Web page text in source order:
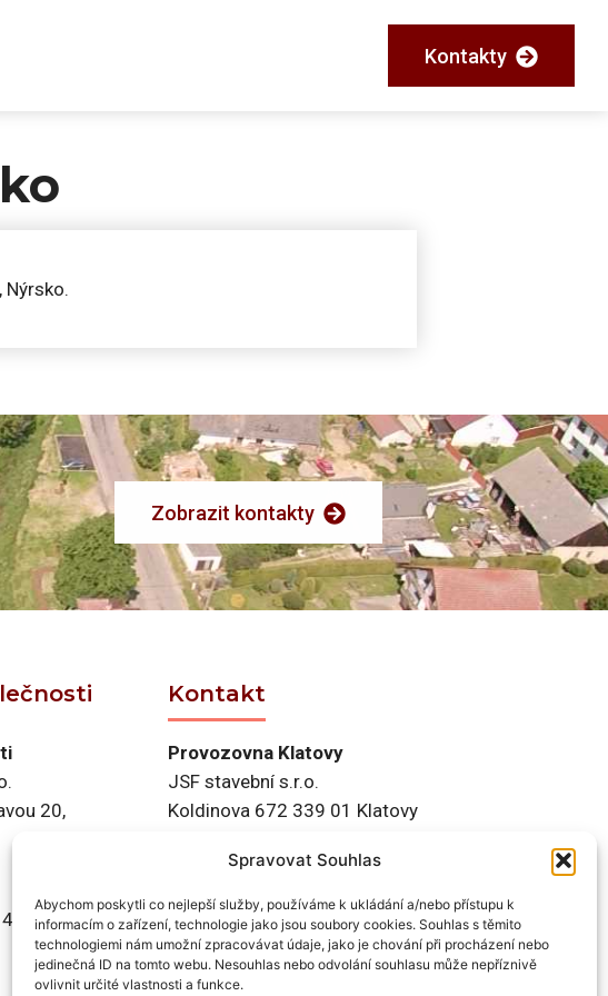
Spravovat Souhlas
Abychom poskytli co nejlepší služby, používáme k ukládání a/nebo přístupu k
informacím o zařízení, technologie jako jsou soubory cookies. Souhlas s těmito
technologiemi nám umožní zpracovávat údaje, jako je chování při procházení nebo
jedinečná ID na tomto webu. Nesouhlas nebo odvolání souhlasu může nepříznivě
ovlivnit určité vlastnosti a funkce.
Kontakty
Nýrsko.
Zobrazit kontakty
20,
Kontakt
Provozovna Klatovy
JSF stavební s.r.o.
Koldinova 672 339 01 Klatovy
Tel. 602 491 190